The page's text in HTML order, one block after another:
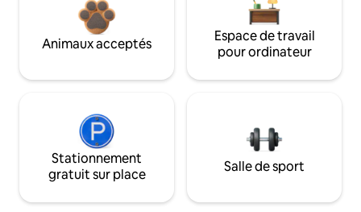
Animaux acceptés
Espace de travail
pour ordinateur
Stationnement
gratuit sur place
Salle de sport